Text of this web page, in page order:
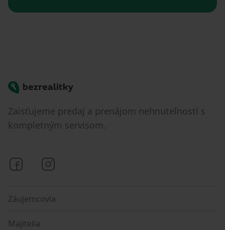
Bezrealitky
Zaisťujeme predaj a prenájom nehnuteľností s
kompletným servisom.
Bezrealitky na Facebooku
Záujemcovia
Majitelia